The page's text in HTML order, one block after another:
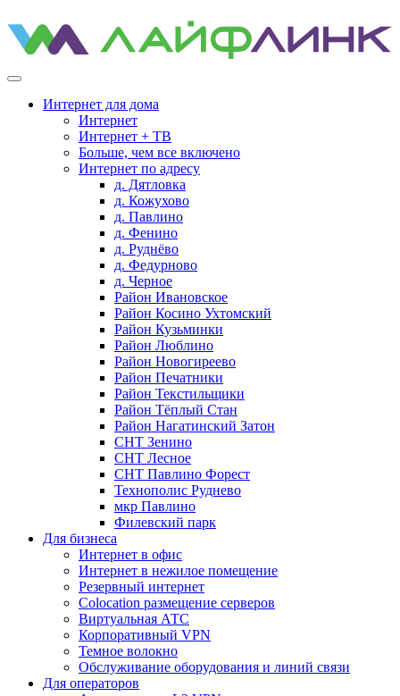
Интернет для дома
Интернет
Интернет + ТВ
Больше, чем все включено
Интернет по адресу
д. Дятловка
д. Кожухово
д. Павлино
д. Фенино
д. Руднёво
д. Федурново
д. Черное
Район Ивановское
Район Косино Ухтомский
Район Кузьминки
Район Люблино
Район Новогиреево
Район Печатники
Район Текстильщики
Район Тёплый Стан
Район Нагатинский Затон
СНТ Зенино
СНТ Лесное
СНТ Павлино Форест
Технополис Руднево
мкр Павлино
Филевский парк
Для бизнеса
Интернет в офис
Интернет в нежилое помещение
Резервный интернет
Colocation размещение серверов
Виртуальная АТС
Корпоративный VPN
Темное волокно
Обслуживание оборудования и линий связи
Для операторов